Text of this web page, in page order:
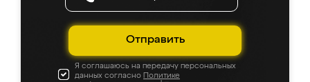
Отправить
Я соглашаюсь на передачу персональных
данных согласно Политике